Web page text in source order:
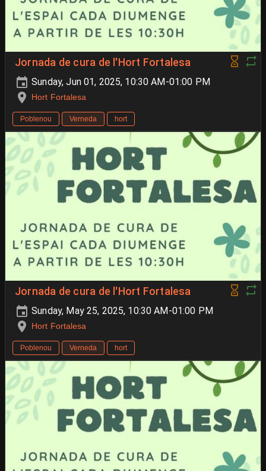
Jornada de cura de l'Hort Fortalesa
Sunday, Jun 01, 2025, 10:30 AM-01:00 PM
Hort Fortalesa
Poblenou Verneda hort
Jornada de cura de l'Hort Fortalesa
Sunday, May 25, 2025, 10:30 AM-01:00 PM
Hort Fortalesa
Poblenou Verneda hort